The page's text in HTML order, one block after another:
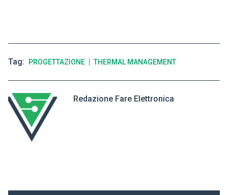
Tag PROGETTAZIONE THERMAL MANAGEMENT
Redazione Fare Elettronica